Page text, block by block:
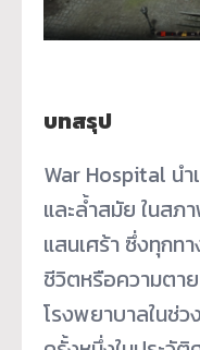
บทสรุป
War Hospital นำ
และล้ำสมัย ในสภ
แสนเศร้า ซึ่งทุกท
ชีวิตหรือความตา
โรงพยาบาลในช่